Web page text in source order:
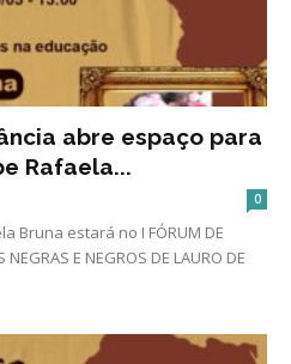
abre espaço para
Rafaela...
0
Bruna estará no I FÓRUM DE
NEGRAS E NEGROS DE LAURO DE